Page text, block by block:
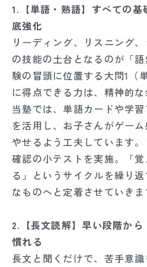
1.【単語・熟語】すべての
底強化
リーディング、リスニング
の技能の土台となるのが「
験の冒頭に位置する大問1（
に得点できる力は、精神的な
当塾では、単語カードや学
を活用し、お子さんがゲー
やせるよう工夫しています
確認の小テストを実施。「
る」というサイクルを繰り
なものへと定着させていきま
2.【長文読解】早い段階か
慣れる
長文と聞くだけで、苦手意